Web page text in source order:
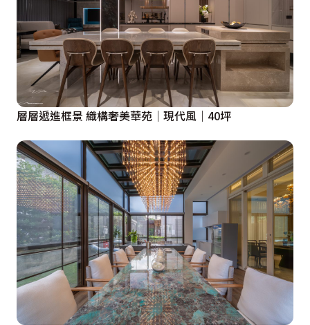
層層遞進框景 織構奢美華苑｜現代風｜40坪